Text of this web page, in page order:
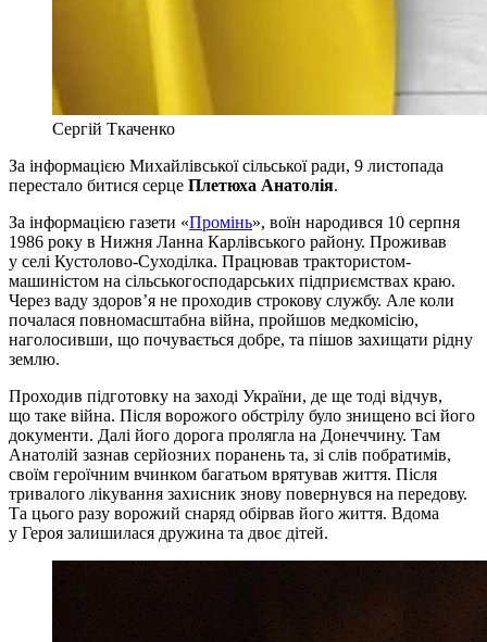
Сергій Ткаченко
За інформацією Михайлівської сільської ради, 9 листопада
перестало битися серце Плетюха Анатолія.
За інформацією газети «Промінь», воїн народився 10 серпня
1986 року в Нижня Ланна Карлівського району. Проживав
у селі Кустолово-Суходілка. Працював трактористом-
машиністом на сільськогосподарських підприємствах краю.
Через ваду здоров’я не проходив строкову службу. Але коли
почалася повномасштабна війна, пройшов медкомісію,
наголосивши, що почувається добре, та пішов захищати рідну
землю.
Проходив підготовку на заході України, де ще тоді відчув,
що таке війна. Після ворожого обстрілу було знищено всі його
документи. Далі його дорога пролягла на Донеччину. Там
Анатолій зазнав серйозних поранень та, зі слів побратимів,
своїм героїчним вчинком багатьом врятував життя. Після
тривалого лікування захисник знову повернувся на передову.
Та цього разу ворожий снаряд обірвав його життя. Вдома
у Героя залишилася дружина та двоє дітей.